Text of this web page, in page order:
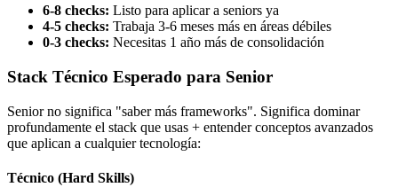
6-8 checks: Listo para aplicar a seniors ya
4-5 checks: Trabaja 3-6 meses más en áreas débiles
0-3 checks: Necesitas 1 año más de consolidación
Stack Técnico Esperado para Senior
Senior no significa "saber más frameworks". Significa dominar
profundamente el stack que usas + entender conceptos avanzados
que aplican a cualquier tecnología:
Técnico (Hard Skills)